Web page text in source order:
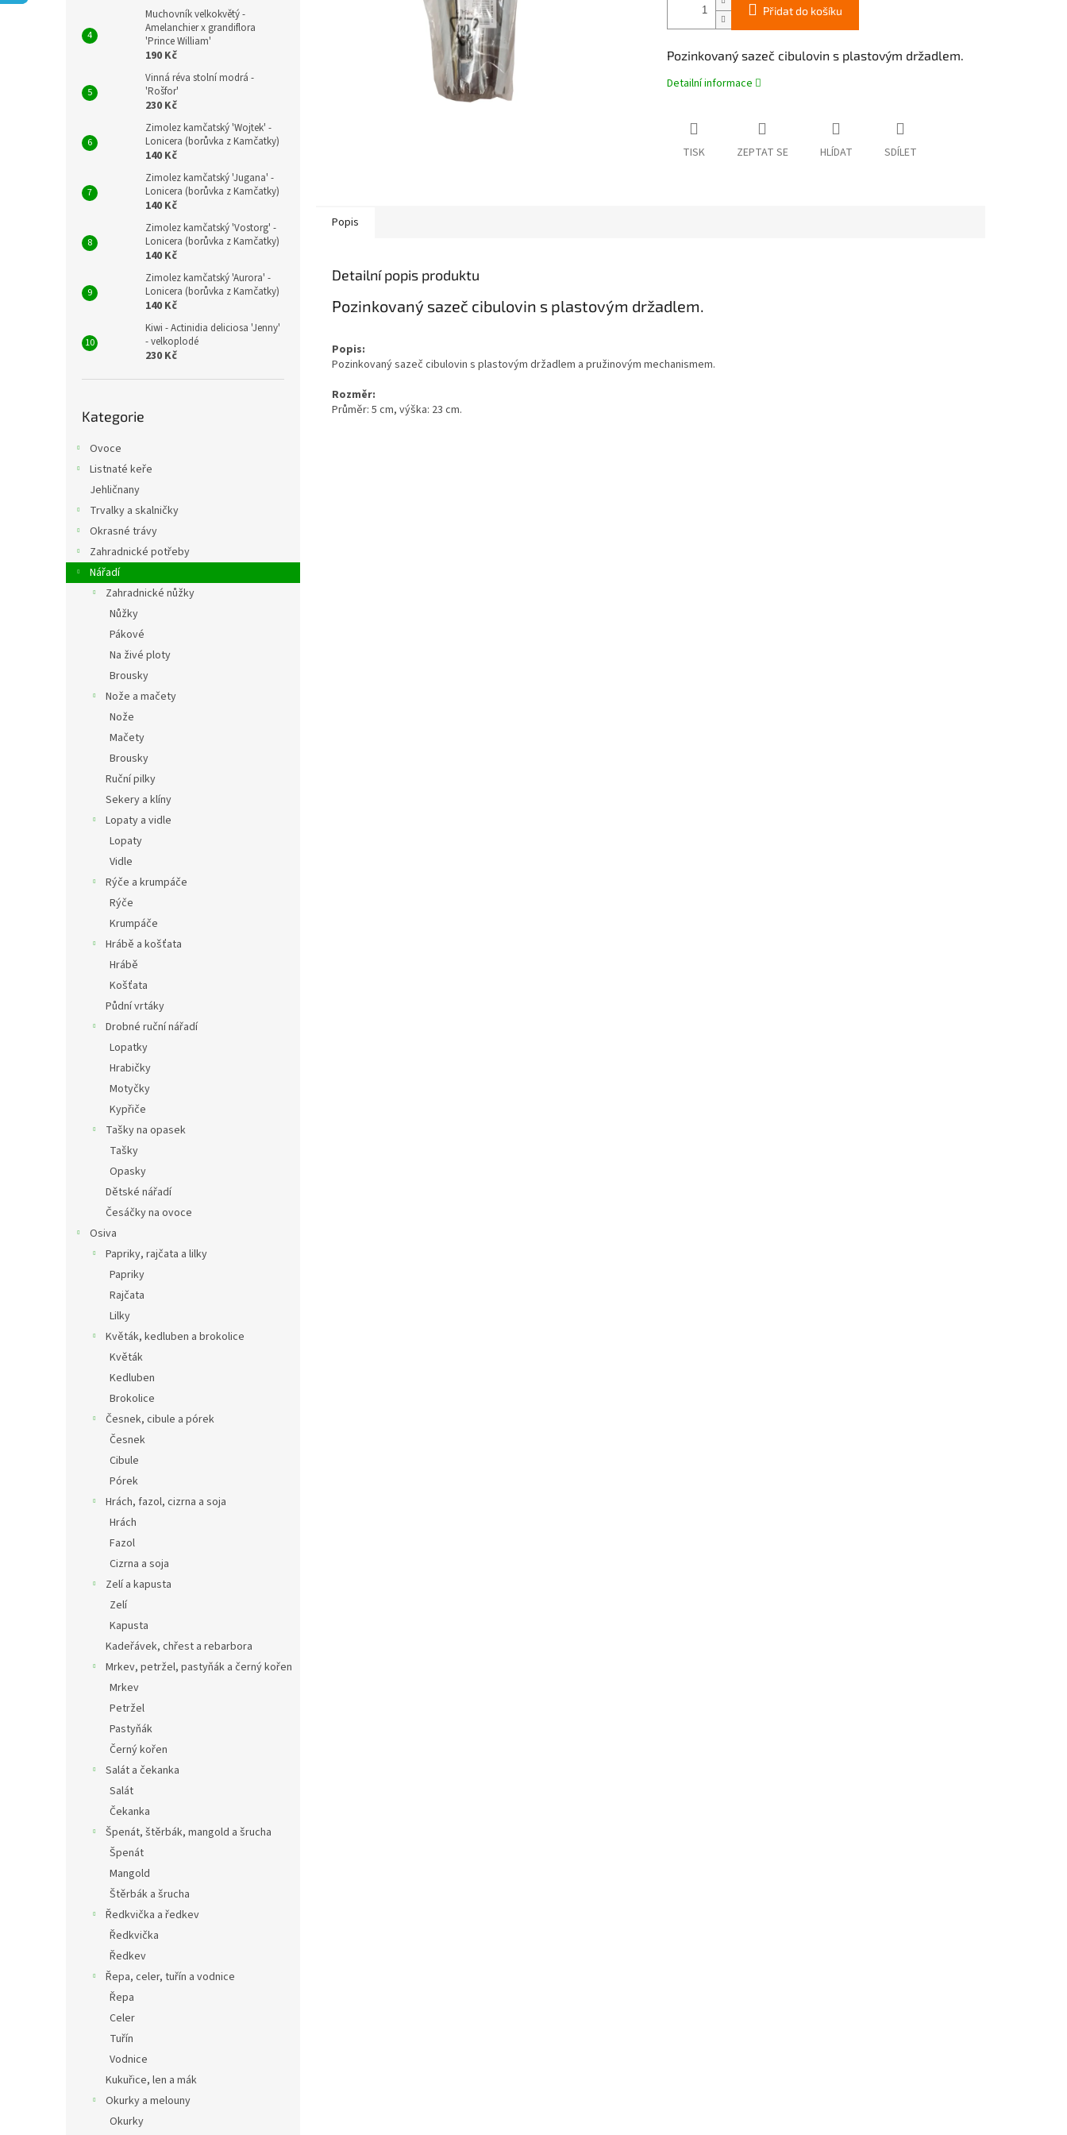
Muchovník velkokvětý -
Amelanchier x grandiflora
'Prince William'
190 Kč
Vinná réva stolní modrá -
'Rošfor'
230 Kč
Zimolez kamčatský 'Wojtek' -
Lonicera (borůvka z Kamčatky)
140 Kč
Zimolez kamčatský 'Jugana' -
Lonicera (borůvka z Kamčatky)
140 Kč
Zimolez kamčatský 'Vostorg' -
Lonicera (borůvka z Kamčatky)
140 Kč
Zimolez kamčatský 'Aurora' -
Lonicera (borůvka z Kamčatky)
140 Kč
Kiwi - Actinidia deliciosa 'Jenny'
- velkoplodé
230 Kč
kategorie
Kategorie
Ovoce
Listnaté keře
Jehličnany
Trvalky a skalničky
Okrasné trávy
Zahradnické potřeby
Nářadí
Zahradnické nůžky
Nůžky
Pákové
Na živé ploty
Brousky
Nože a mačety
Nože
Mačety
Brousky
Ruční pilky
Sekery a klíny
Lopaty a vidle
Lopaty
Vidle
Rýče a krumpáče
Rýče
Krumpáče
Hrábě a košťata
Hrábě
Košťata
Půdní vrtáky
Drobné ruční nářadí
Lopatky
Hrabičky
Motyčky
Kypřiče
Tašky na opasek
Tašky
Opasky
Dětské nářadí
Česáčky na ovoce
Osiva
Papriky, rajčata a lilky
Papriky
Rajčata
Lilky
Květák, kedluben a brokolice
Květák
Kedluben
Brokolice
Česnek, cibule a pórek
Česnek
Cibule
Pórek
Hrách, fazol, cizrna a soja
Hrách
Fazol
Cizrna a soja
Zelí a kapusta
Zelí
Kapusta
Kadeřávek, chřest a rebarbora
Mrkev, petržel, pastyňák a černý kořen
Mrkev
Petržel
Pastyňák
Černý kořen
Salát a čekanka
Salát
Čekanka
Špenát, štěrbák, mangold a šrucha
Špenát
Mangold
Štěrbák a šrucha
Ředkvička a ředkev
Ředkvička
Ředkev
Řepa, celer, tuřín a vodnice
Řepa
Celer
Tuřín
Vodnice
Kukuřice, len a mák
Okurky a melouny
Okurky
Přidat do košíku
Pozinkovaný sazeč cibulovin s plastovým držadlem.
Detailní informace
TISK ZEPTAT SE HLÍDAT SDÍLET
Popis
Detailní popis produktu
Pozinkovaný sazeč cibulovin s plastovým držadlem.
Popis:
Pozinkovaný sazeč cibulovin s plastovým držadlem a pružinovým mechanismem.
Rozměr:
Průměr: 5 cm, výška: 23 cm.